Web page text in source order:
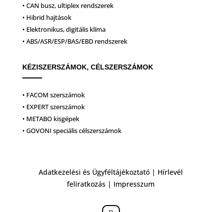
• CAN busz, ultiplex rendszerek
• Hibrid hajtások
• Elektronikus, digitális klíma
• ABS/ASR/ESP/BAS/EBD rendszerek
KÉZISZERSZÁMOK, CÉLSZERSZÁMOK
• FACOM szerszámok
• EXPERT szerszámok
• METABO kisgépek
• GOVONI speciális célszerszámok
Adatkezelési és Ügyféltájékoztató | Hírlevél
feliratkozás | Impresszum